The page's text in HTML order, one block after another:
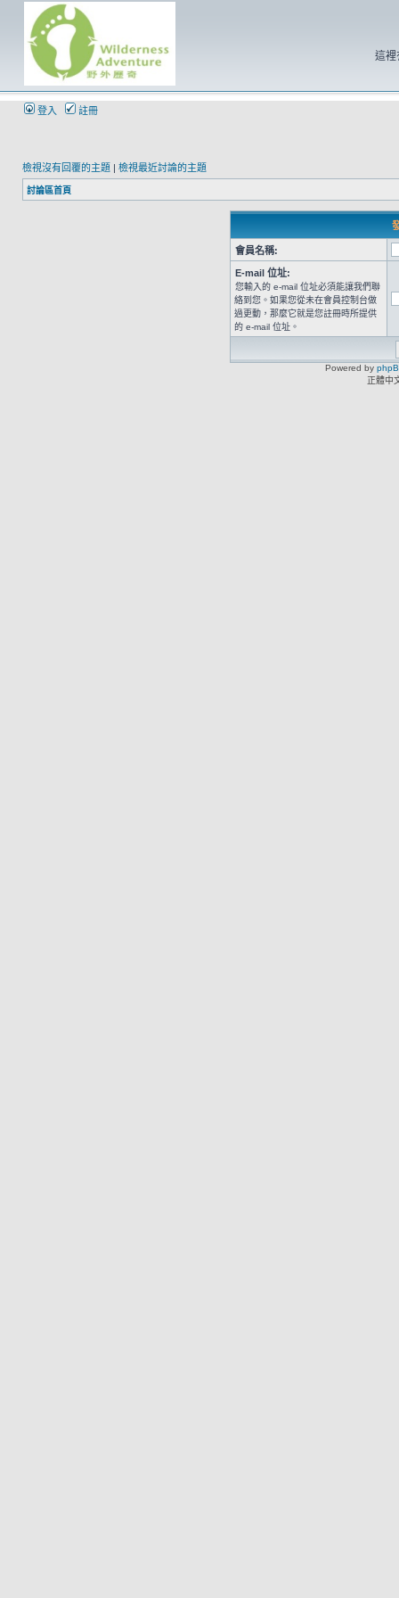
這裡
登入 註冊
檢視沒有回覆的主題 | 檢視最近討論的主題
討論區首頁
會員名稱:
E-mail 位址:
您輸入的 e-mail 位址必須能讓我們聯
絡到您。如果您從未在會員控制台做
過更動，那麼它就是您註冊時所提供
的 e-mail 位址。
Powered by
正體中